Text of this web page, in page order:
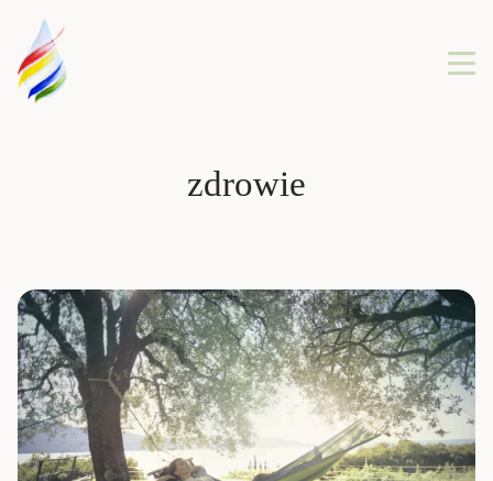
zdrowie